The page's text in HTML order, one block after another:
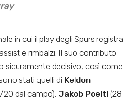
in cui il play degli Spurs registra
e rimbalzi. Il suo contributo
sicuramente decisivo, così come
stati quelli di Keldon
20 dal campo), Jakob Poeltl (28